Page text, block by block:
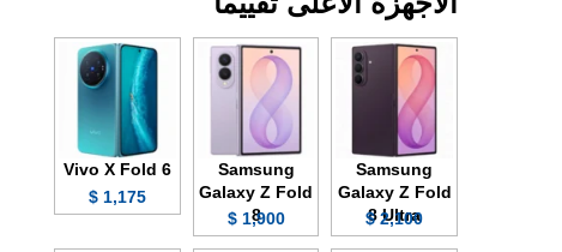
Samsung
Galaxy Z Fold
8 Ultra
2,100 $
Samsung
Galaxy Z Fold
8
1,900 $
Vivo X Fold 6
1,175 $